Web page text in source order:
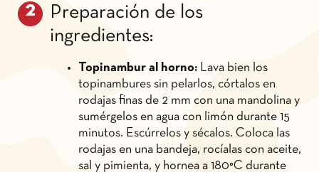
Preparación de los
ingredientes:
Topinambur al horno: Lava bien los
topinambures sin pelarlos, córtalos en
rodajas finas de 2 mm con una mandolina y
sumérgelos en agua con limón durante 15
minutos. Escúrrelos y sécalos. Coloca las
rodajas en una bandeja, rocíalas con aceite,
sal y pimienta, y hornea a 180°C durante